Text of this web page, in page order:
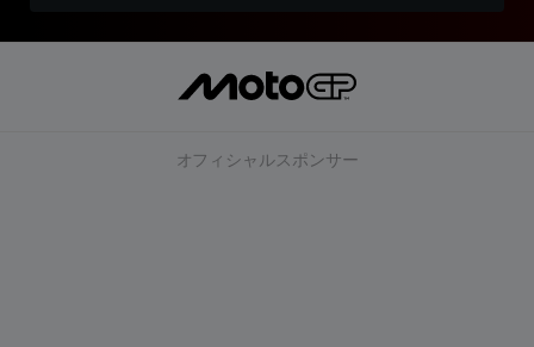
オフィシャルスポンサー